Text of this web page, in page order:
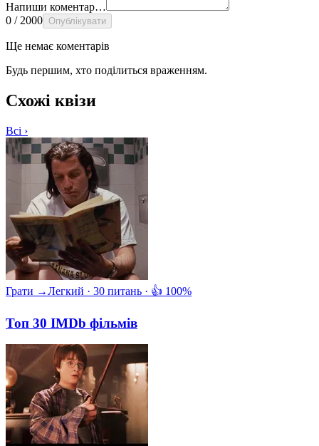
Напиши коментар…
0 / 2000 Опублікувати
Ще немає коментарів
Будь першим, хто поділиться враженням.
Схожі квізи
Всі ›
Грати →Легкий · 30 питань · 👍 100%
Топ 30 IMDb фільмів